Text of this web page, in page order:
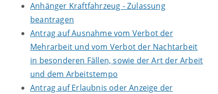
Anhänger Kraftfahrzeug - Zulassung
beantragen
Antrag auf Ausnahme vom Verbot der
Mehrarbeit und vom Verbot der Nachtarbeit
in besonderen Fällen, sowie der Art der Arbeit
und dem Arbeitstempo
Antrag auf Erlaubnis oder Anzeige der